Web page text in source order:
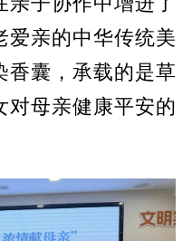
爱亲的中华传统美
香囊，承载的是草
对母亲健康平安的